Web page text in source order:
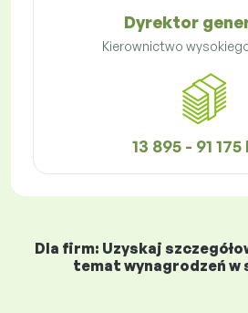
Dyrektor
Kierownictwo
13 895 - 91 175
Dla firm: Uzyskaj
temat wynagrodzeń w